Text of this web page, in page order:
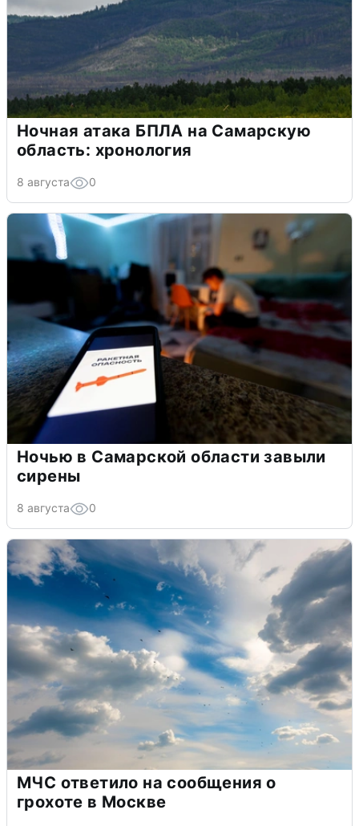
Ночная атака БПЛА на Самарскую
область: хронология
8 августа 0
Ночью в Самарской области завыли
сирены
8 августа 0
МЧС ответило на сообщения о
грохоте в Москве